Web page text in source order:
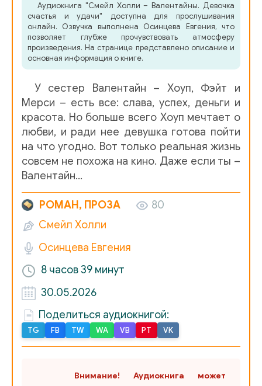
06
07
08
11
12
13
14
20
21
Аудиокнига "Смейл Холли – Валентайны. Девочка
счастья и удачи" доступна для прослушивания
онлайн. Озвучка выполнена Осинцева Евгения, что
позволяет глубже прочувствовать атмосферу
произведения. На странице представлено описание и
основная информация о книге.
У сестер Валентайн – Хоуп, Фэйт и
Мерси – есть все: слава, успех, деньги и
красота. Но больше всего Хоуп мечтает о
любви, и ради нее девушка готова пойти
на что угодно. Вот только реальная жизнь
совсем не похожа на кино. Даже если ты –
Валентайн…
РОМАН, ПРОЗА
80
Смейл Холли
Осинцева Евгения
8 часов39 минут
30.05.2026
Поделиться аудиокнигой:
TG FB TW WA VB PT VK
Внимание! Аудиокнига может